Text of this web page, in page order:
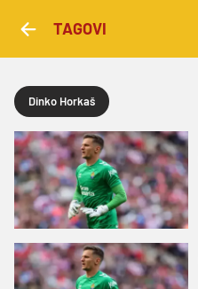
TAGOVI
Dinko Horkaš